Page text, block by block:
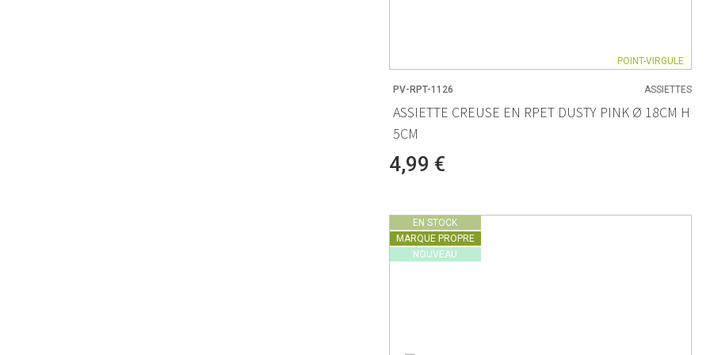
POINT-VIRGULE
PV-RPT-1126 ASSIETTES
ASSIETTE CREUSE EN RPET DUSTY PINK Ø 18CM H
5CM
4,99 €
EN STOCK
MARQUE PROPRE
NOUVEAU